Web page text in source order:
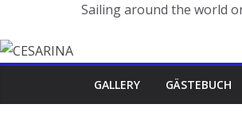
Sailing around the world
GALLERY GÄSTEBUCH